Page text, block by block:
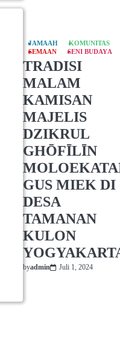
JAMAAH
KOMUNITAS
SEMAAN
SENI BUDAYA
TRADISI
MALAM
KAMISAN
MAJELIS
DZIKRUL
GHŌFĪLĪN
GUS MIEK DI
DESA
TAMANAN
KULON
byadmin Juli 1, 2024